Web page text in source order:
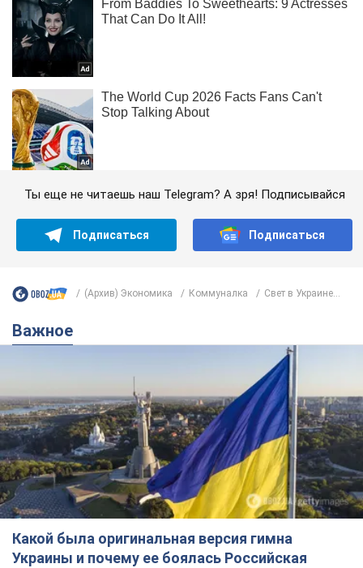
Ты еще не читаешь наш Telegram? А зря! Подписывайся
Подписаться Подписаться
(Архив) Экономика Коммуналка Свет в Украине...
Важное
Какой была оригинальная версия гимна
Украины и почему ее боялась Российская